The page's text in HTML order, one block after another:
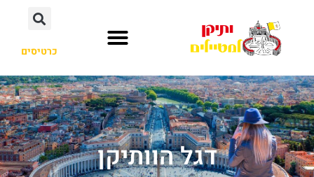
כרטיסים
דגל הוותיקן